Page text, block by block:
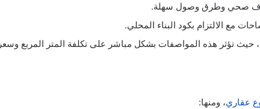
وصرف صحي وطرق وصول سهلة.
مع الالتزام بكود البناء المحلي.
حيث تؤثر هذه المواصفات بشكل مباشر على تكلفة المتر المربع وسعر
عقاري، ومنها: